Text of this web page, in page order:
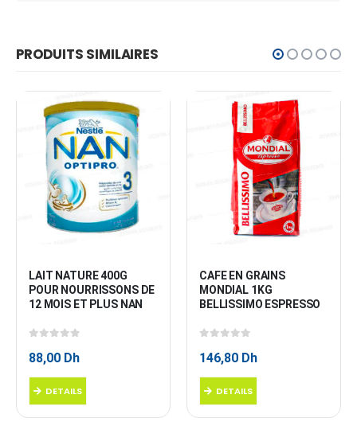
PRODUITS SIMILAIRES
LAIT NATURE 400G
POUR NOURRISSONS DE
12 MOIS ET PLUS NAN
88,00 Dh
DETAILS
CAFE EN GRAINS
MONDIAL 1KG
BELLISSIMO ESPRESSO
146,80 Dh
DETAILS